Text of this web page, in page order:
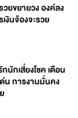
ยขยายวง องค์ลง
งินจ้องจะรวย
นักเสี่ยงโชค เดือน
น การงานมั่นคง